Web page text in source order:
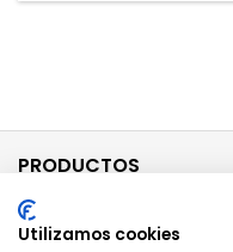
PRODUCTOS
NUESTRA EMPRESA
Utilizamos cookies